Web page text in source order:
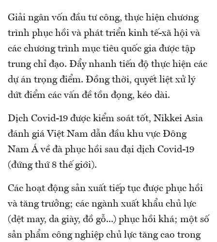
Giải ngân vốn đầu tư công, thực hiện chương
trình phục hồi và phát triển kinh tế-xã hội và
các chương trình mục tiêu quốc gia được tập
trung chỉ đạo. Đẩy nhanh tiến độ thực hiện các
dự án trọng điểm. Đồng thời, quyết liệt xử lý
dứt điểm các vấn đề tồn đọng, kéo dài.
Dịch Covid-19 được kiểm soát tốt, Nikkei Asia
đánh giá Việt Nam dẫn đầu khu vực Đông
Nam Á về đà phục hồi sau đại dịch Covid-19
(đứng thứ 8 thế giới).
Các hoạt động sản xuất tiếp tục được phục hồi
và tăng trưởng; các ngành xuất khẩu chủ lực
(dệt may, da giày, đồ gỗ...) phục hồi khá; một số
sản phẩm công nghiệp chủ lực tăng cao trong